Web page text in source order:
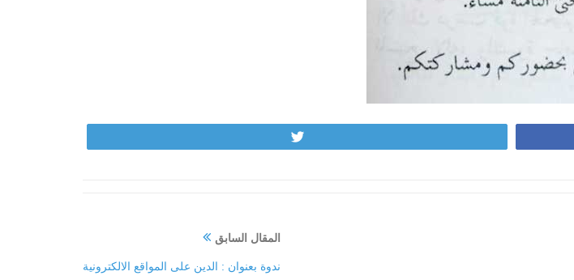
المقال السابق
ندوة بعنوان : الدين على المواقع الالكترونية